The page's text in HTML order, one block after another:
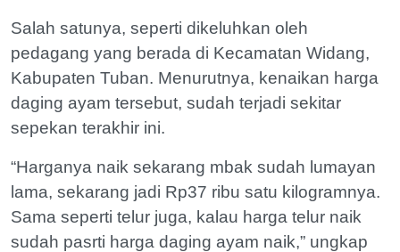
Salah satunya, seperti dikeluhkan oleh
pedagang yang berada di Kecamatan Widang,
Kabupaten Tuban. Menurutnya, kenaikan harga
daging ayam tersebut, sudah terjadi sekitar
sepekan terakhir ini.
“Harganya naik sekarang mbak sudah lumayan
lama, sekarang jadi Rp37 ribu satu kilogramnya.
Sama seperti telur juga, kalau harga telur naik
sudah pasrti harga daging ayam naik,” ungkap